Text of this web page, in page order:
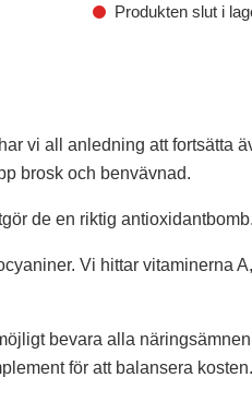
Produkten slut i
vi all anledning att fortsätta
brosk och benvävnad.
de en riktig antioxidantbomb.
Vi hittar vitaminerna
bevara alla
för att balansera kosten.